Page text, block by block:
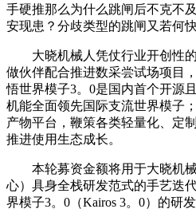
手硬推那么为什么跳闸后不克不
安现患？分歧类型的跳闸又若何
大晓机械人凭仗行业开创性的
做伙伴配合推进数采尝试场项目
悟世界模子3。0是国内首个开源
机能全面领先国际支流世界模子
产物平台，鞭策各类轻量化、定
推进使用生态成长。
本轮募资金额将用于大晓机械
心）具身全栈研发范式的手艺迭
界模子3。0（Kairos 3。0）的研